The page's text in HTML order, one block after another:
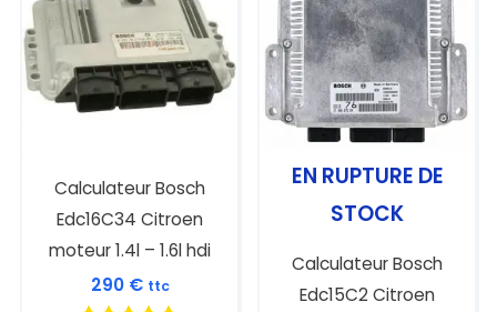
Calculateur Bosch
Edc16C34 Citroen
moteur 1.4l – 1.6l hdi
290 € ttc
EN RUPTURE DE
STOCK
Calculateur Bosch
Edc15C2 Citroen